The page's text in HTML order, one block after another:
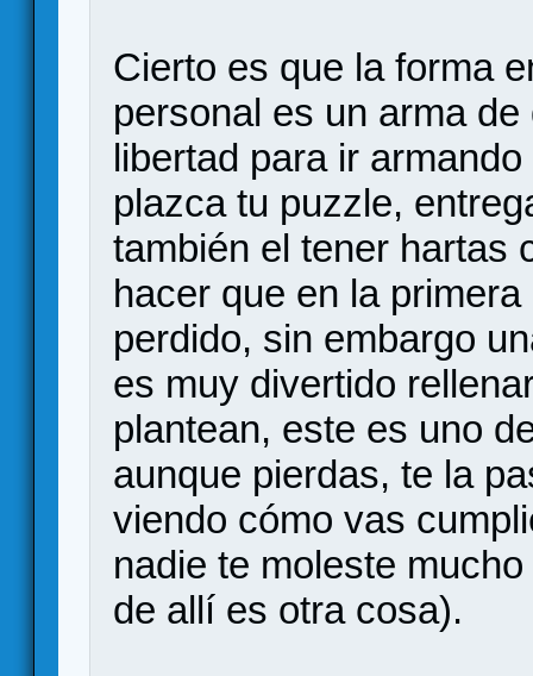
Cierto es que la forma
personal es un arma
libertad para ir
plazca tu puzzle,
también el tener hartas
hacer que en la
perdido, sin embargo
es muy divertido
plantean, este es uno
aunque pierdas, te la
viendo cómo vas
nadie te moleste
de allí es otra cosa).